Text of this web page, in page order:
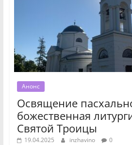
Анонс
Освящение
божественная
Святой Троицы
19.04.2025 inzhavino 0